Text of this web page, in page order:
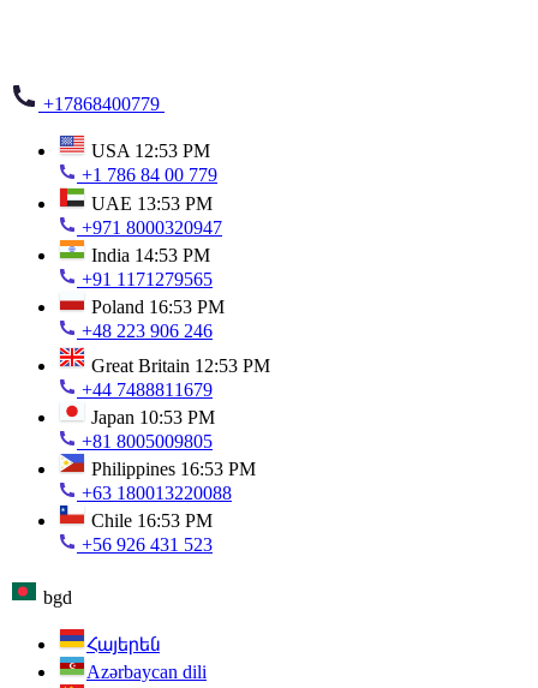
+17868400779
USA 12:53 PM
+1 786 84 00 779
UAE 13:53 PM
+971 8000320947
India 14:53 PM
+91 1171279565
Poland 16:53 PM
+48 223 906 246
Great Britain 12:53 PM
+44 7488811679
Japan 10:53 PM
+81 8005009805
Philippines 16:53 PM
+63 180013220088
Chile 16:53 PM
+56 926 431 523
bgd
Հայերեն
Azərbaycan dili